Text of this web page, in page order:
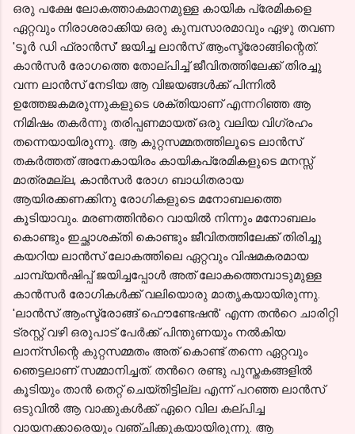
ഒരു പക്ഷേ ലോകത്താകമാനമുള്ള കായിക പ്രേമികളെ
ഏറ്റവും നിരാശരാക്കിയ ഒരു കുമ്പസാരമാവും ഏഴു തവണ
'ടൂര്‍ ഡി ഫ്രാന്‍സ്' ജയിച്ച ലാന്‍സ് ആംസ്ട്രോങ്ങിന്റെത്.
കാന്‍സര്‍ രോഗത്തെ തോല്പിച്ച് ജീവിതത്തിലേക്ക് തിരച്ചു
വന്ന ലാന്‍സ് നേടിയ ആ വിജയങ്ങള്‍ക്ക് പിന്നില്‍
ഉത്തേജകമരുന്നുകളുടെ ശക്തിയാണ് എന്നറിഞ്ഞ ആ
നിമിഷം തകര്‍ന്നു തരിപ്പണമായത് ഒരു വലിയ വിഗ്രഹം
തന്നെയായിരുന്നു. ആ കുറ്റസമ്മതത്തിലൂടെ ലാന്‍സ്
തകര്‍ത്തത് അനേകായിരം കായികപ്രേമികളുടെ മനസ്സ്
മാത്രമല്ല, കാന്‍സര്‍ രോഗ ബാധിതരായ
ആയിരക്കണക്കിനു രോഗികളുടെ മനോബലത്തെ
കൂടിയാവും. മരണത്തിന്‍റെ വായില്‍ നിന്നും മനോബലം
കൊണ്ടും ഇച്ഛാശക്തി കൊണ്ടും ജീവിതത്തിലേക്ക് തിരിച്ചു
കയറിയ ലാന്‍സ് ലോകത്തിലെ ഏറ്റവും വിഷമകരമായ
ചാമ്പ്യന്‍ഷിപ്പ് ജയിച്ചപ്പോള്‍ അത് ലോകത്തെമ്പാടുമുള്ള
കാന്‍സര്‍ രോഗികള്‍ക്ക് വലിയൊരു മാതൃകയായിരുന്നു.
'ലാന്‍സ് ആംസ്ട്രോങ്ങ്‌ ഫൌണ്ടേഷന്‍' എന്ന തന്‍റെ ചാരിറ്റി
ട്രസ്റ്റ്‌ വഴി ഒരുപാട് പേര്‍ക്ക് പിന്തുണയും നല്‍കിയ
ലാന്സിന്റെ കുറ്റസമ്മതം അത് കൊണ്ട് തന്നെ ഏറ്റവും
ഞെട്ടലാണ് സമ്മാനിച്ചത്. തന്‍റെ രണ്ടു പുസ്തകങ്ങളില്‍
കൂടിയും താന്‍ തെറ്റ് ചെയ്തിട്ടില്ല എന്ന്‍ പറഞ്ഞ ലാന്‍സ്
ഒടുവില്‍ ആ വാക്കുകള്‍ക്ക് ഏറെ വില കല്പിച്ച
വായനക്കാരെയും വഞ്ചിക്കുകയായിരുന്നു. ആ